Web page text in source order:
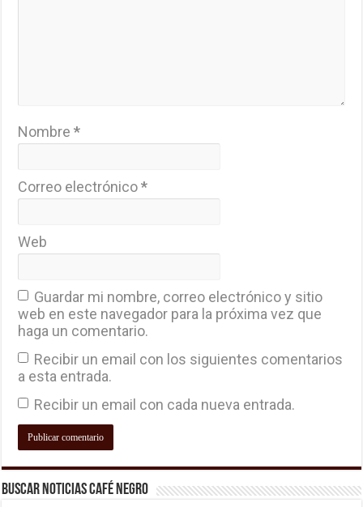
Nombre*
Correo electrónico*
Web
Guardar mi nombre, correo electrónico y sitio
web en este navegador para la próxima vez que
haga un comentario.
Recibir un email con los siguientes comentarios
a esta entrada.
Recibir un email con cada nueva entrada.
Buscar Noticias Café Negro